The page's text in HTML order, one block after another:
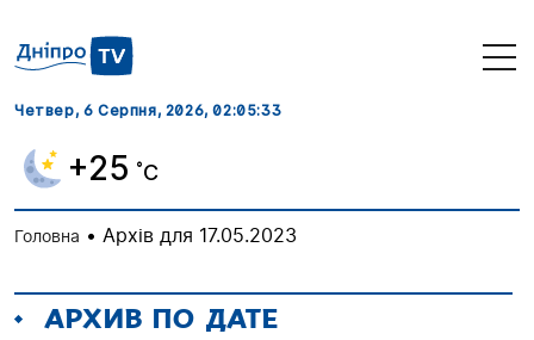
Четвер, 6 Серпня, 2026, 02:05:33
+25 ˚C
Головна • Архів для 17.05.2023
АРХИВ ПО ДАТЕ